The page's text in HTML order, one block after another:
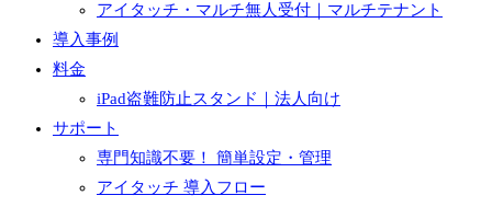
アイタッチ・マルチ無人受付｜マルチテナント
導入事例
料金
iPad盗難防止スタンド｜法人向け
サポート
専門知識不要！ 簡単設定・管理
アイタッチ 導入フロー